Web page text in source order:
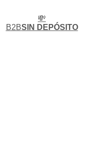
💸
B2BSIN DEPÓSITO